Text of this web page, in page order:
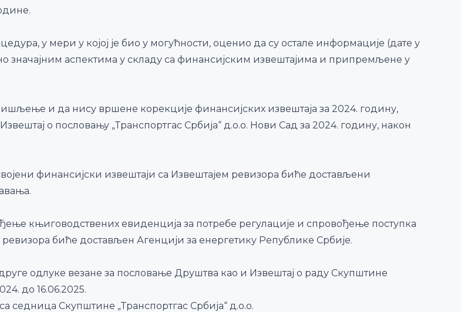
у мери у којој је био у могућности, оценио да су остале информације (дате у
значајним аспектима у складу са финансијским извештајима и припремљене у
и да нису вршене корекције финансијских извештаја за 2024. годину,
о пословању „Транспортгас Србија“ д.о.о. Нови Сад за 2024. годину, након
финансијски извештаји са Извештајем ревизора биће достављени
књиговодствених евиденција за потребе регулације и спровођење поступка
биће достављен Агенцији за енергетику Републике Србије.
одлуке везане за пословање Друштва као и Извештај о раду Скупштине
до 16.06.2025.
седница Скупштине „Транспортгас Србија“ д.о.о.